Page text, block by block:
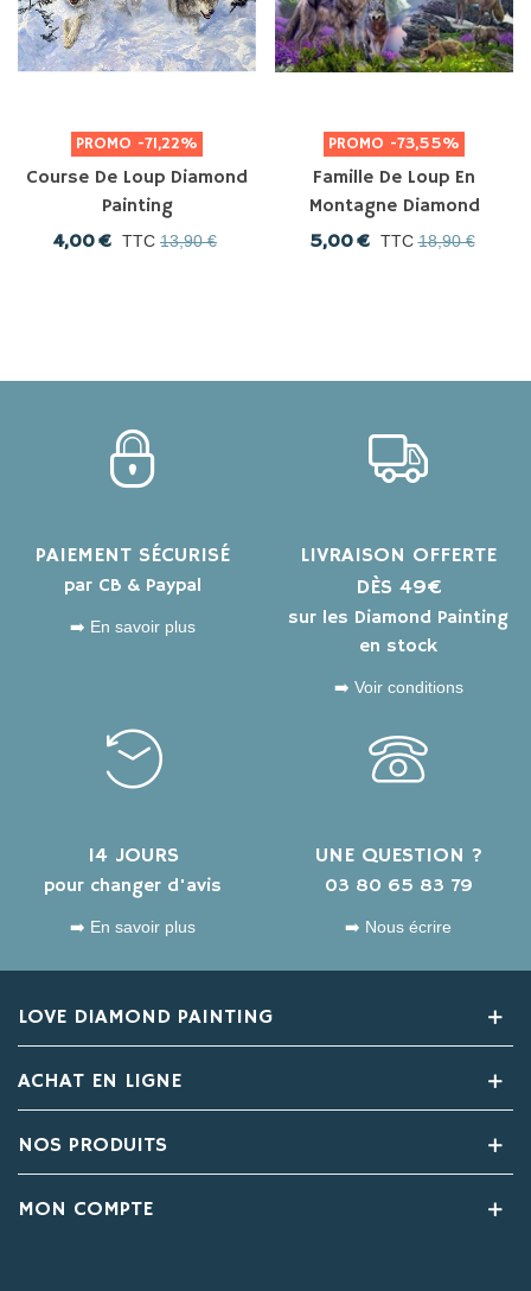
PROMO -71,22%
Course De Loup Diamond
Painting
4,00 € TTC 13,90 €
PROMO -73,55%
Famille De Loup En
Montagne Diamond
Painting
5,00 € TTC 18,90 €
PAIEMENT SÉCURISÉ
par CB & Paypal
➡️ En savoir plus
LIVRAISON OFFERTE
DÈS 49€
sur les Diamond Painting
en stock
➡️ Voir conditions
14 JOURS
pour changer d'avis
➡️ En savoir plus
UNE QUESTION ?
03 80 65 83 79
➡️ Nous écrire
LOVE DIAMOND PAINTING
ACHAT EN LIGNE
NOS PRODUITS
MON COMPTE